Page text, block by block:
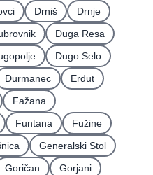
Drniš
Drnje
Duga Resa
Dugo Selo
Ðurmanec
Erdut
Fažana
Funtana
Fužine
Generalski Stol
Goričan
Gorjani